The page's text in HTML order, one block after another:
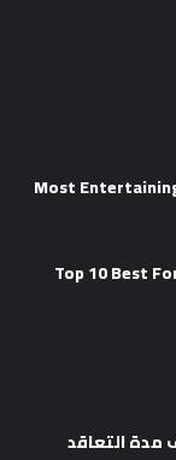
2026 Most
Top 10 Best
مدة التعاقد